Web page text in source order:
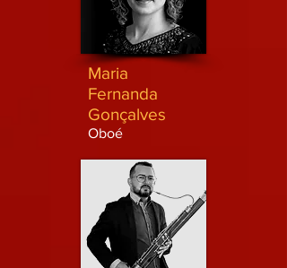
Maria
Fernanda
Gonçalves
Oboé